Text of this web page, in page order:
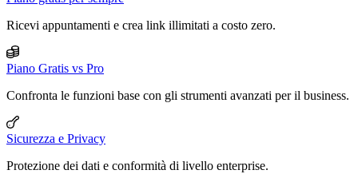
Ricevi appuntamenti e crea link illimitati a costo zero.
Piano Gratis vs Pro
Confronta le funzioni base con gli strumenti avanzati per il business.
Sicurezza e Privacy
Protezione dei dati e conformità di livello enterprise.